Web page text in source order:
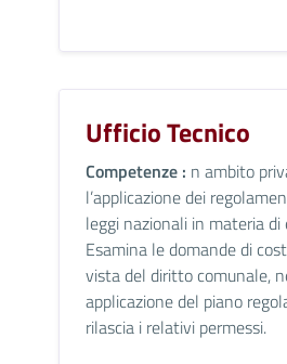
Ufficio Tecnico
Competenze : n ambito
l’applicazione dei
leggi nazionali in materia di
Esamina le domande di
vista del diritto comunale,
applicazione del piano
rilascia i relativi permessi.